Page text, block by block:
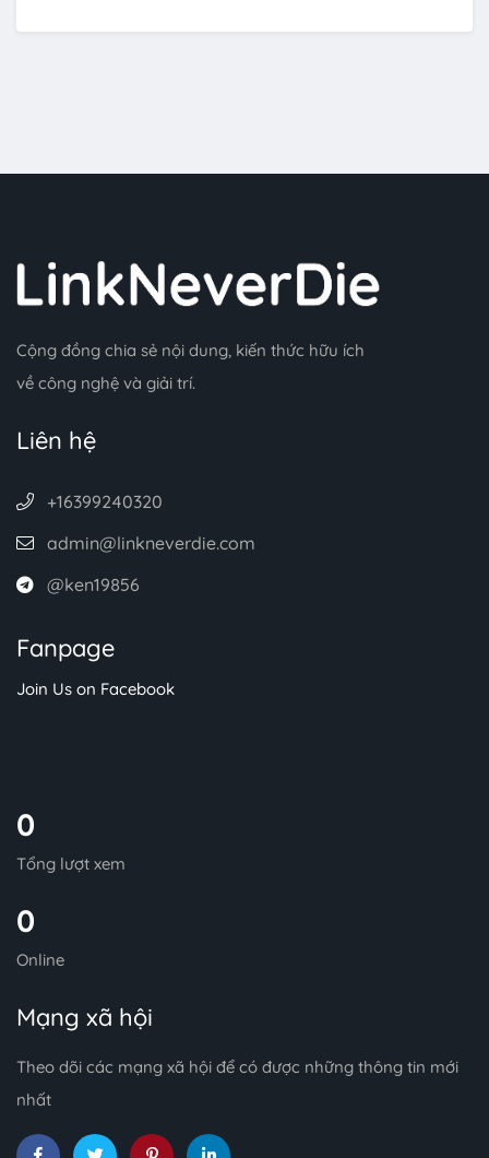
Cộng đồng chia sẻ nội dung, kiến thức hữu ích
về công nghệ và giải trí.
Liên hệ
+16399240320
admin@linkneverdie.com
@ken19856
Fanpage
Join Us on Facebook
0
Tổng lượt xem
0
Online
Mạng xã hội
Theo dõi các mạng xã hội để có được những thông tin mới
nhất